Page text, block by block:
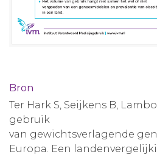
Bron
Ter Hark S, Seijkens B,
gebruik
van gewichtsverlagende
Europa. Een